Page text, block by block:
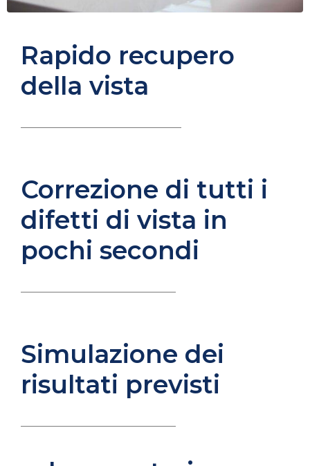
Rapido recupero
della vista
Correzione di tutti i
difetti di vista in
pochi secondi
Simulazione dei
risultati previsti